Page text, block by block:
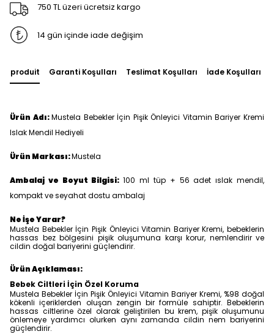
750 TL üzeri ücretsiz kargo
14 gün içinde iade değişim
produit Garanti Koşulları Teslimat Koşulları İade Koşulları
Ürün Adı:Mustela Bebekler İçin Pişik Önleyici Vitamin Bariyer Kremi
Islak Mendil Hediyeli
Ürün Markası:Mustela
Ambalaj ve Boyut Bilgisi:100 ml tüp + 56 adet ıslak mendil,
kompakt ve seyahat dostu ambalaj
Ne İşe Yarar?
Mustela Bebekler İçin Pişik Önleyici Vitamin Bariyer Kremi, bebeklerin
hassas bez bölgesini pişik oluşumuna karşı korur, nemlendirir ve
cildin doğal bariyerini güçlendirir.
Ürün Açıklaması:
Bebek Ciltleri İçin Özel Koruma
Mustela Bebekler İçin Pişik Önleyici Vitamin Bariyer Kremi, %98 doğal
kökenli içeriklerden oluşan zengin bir formüle sahiptir. Bebeklerin
hassas ciltlerine özel olarak geliştirilen bu krem, pişik oluşumunu
önlemeye yardımcı olurken aynı zamanda cildin nem bariyerini
güçlendirir.